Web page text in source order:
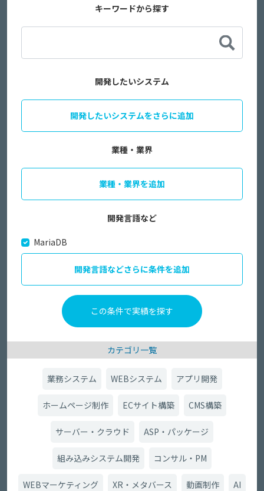
キーワードから探す
開発したいシステム
開発したいシステムをさらに追加
業種・業界
業種・業界を追加
開発言語など
MariaDB
開発言語などさらに条件を追加
カテゴリ一覧
業務システム WEBシステム アプリ開発
ホームページ制作 ECサイト構築 CMS構築
サーバー・クラウド ASP・パッケージ
組み込みシステム開発 コンサル・PM
WEBマーケティング XR・メタバース 動画制作 AI